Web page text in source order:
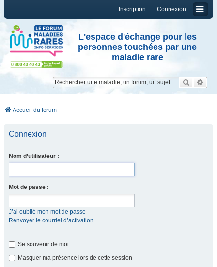
Connexion
Inscription
L'espace d'échange pour les
personnes touchées par une
maladie rare
Accueil du forum
Connexion
Nom d’utilisateur :
Mot de passe :
J’ai oublié mon mot de passe
Renvoyer le courriel d’activation
Se souvenir de moi
Masquer ma présence lors de cette session